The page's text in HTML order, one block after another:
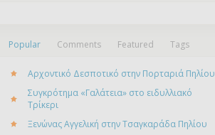
Popular Comments Featured Tags
Αρχοντικό Δεσποτικό στην Πορταριά Πηλίου
Συγκρότημα «Γαλάτεια» στο ειδυλλιακό
Τρίκερι
Ξενώνας Αγγελική στην Τσαγκαράδα Πηλίου